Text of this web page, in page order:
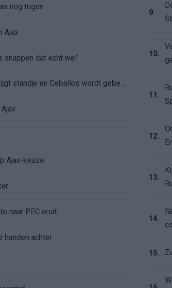
nog tegen
Ajax
snappen dat echt wel’
Ajax-keuze
naar PEC eruit
handen achter
9.
10.
11.
12.
13.
14.
15.